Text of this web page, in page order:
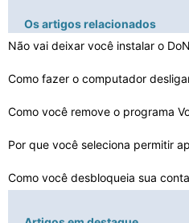
Os artigos relacionados
Não vai deixar você instalar o
Como você desbloqueia sua